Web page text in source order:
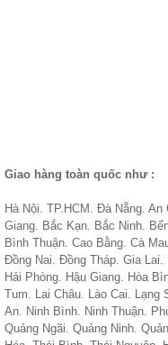
Giao hàng toàn quốc như :
Hà Nội. TP.HCM. Đà Nẵng.
Giang. Bắc Kạn. Bắc Ninh.
Bình Thuận. Cao Bằng. Cà
Đồng Nai. Đồng Tháp. Gia
Hải Phòng. Hậu Giang. Hòa
Tum. Lai Châu. Lào Cai. Lạng
An. Ninh Bình. Ninh Thuận.
Quảng Ngãi. Quảng Ninh.